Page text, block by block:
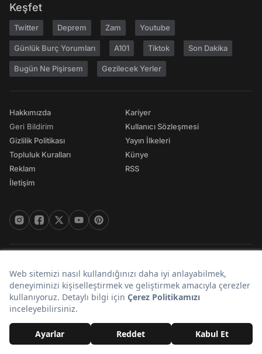
Keşfet
Twitter Deprem Zam Youtube
Günlük Burç Yorumları A101 Tiktok Son Dakika
Bugün Ne Pişirsem Gezilecek Yerler
Hakkımızda
Geri Bildirim
Gizlilik Politikası
Topluluk Kuralları
Reklam
İletişim
Kariyer
Kullanıcı Sözleşmesi
Yayın İlkeleri
Künye
RSS
© 2026 Onedio. Her hakkı saklıdır.